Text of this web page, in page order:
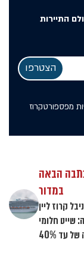
התיירות
מפספורטקרוז
הבאה
במדור
קרוז ליין
שייט חלומי
עד 40%